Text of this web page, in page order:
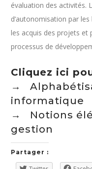
évaluation des activités.
d’autonomisation par
les acquis des projets
processus de
Cliquez ici
→
informatique
→ Notions
gestion
Partager :